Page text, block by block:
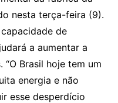
nesta terça-feira (9).
de
a aumentar a
Brasil hoje tem um
energia e não
esse desperdício